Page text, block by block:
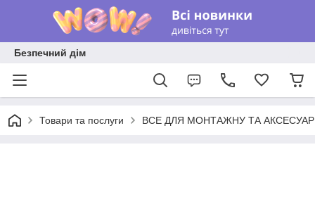
Безпечний дім
Товари та послуги ВСЕ ДЛЯ МОНТАЖНУ ТА